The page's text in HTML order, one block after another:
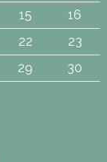
15
16
22
23
29
30